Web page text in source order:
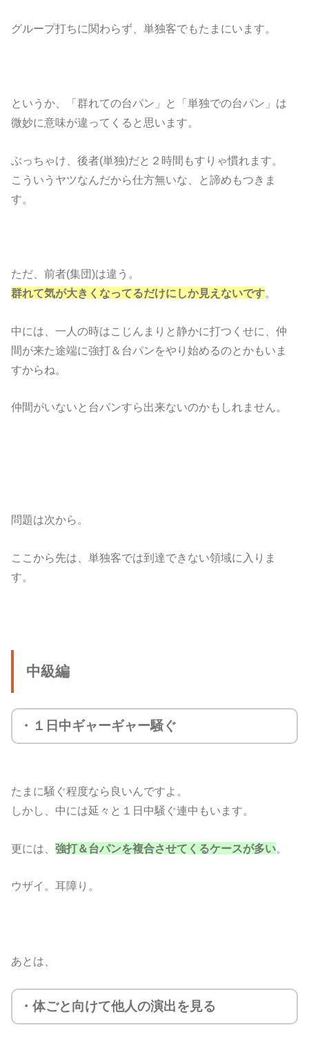
グループ打ちに関わらず、単独客でもたまにいます。
というか、「群れての台パン」と「単独での台パン」は
微妙に意味が違ってくると思います。
ぶっちゃけ、後者(単独)だと２時間もすりゃ慣れます。
こういうヤツなんだから仕方無いな、と諦めもつきま
す。
ただ、前者(集団)は違う。
群れて気が大きくなってるだけにしか見えないです。
中には、一人の時はこじんまりと静かに打つくせに、仲
間が来た途端に強打＆台パンをやり始めるのとかもいま
すからね。
仲間がいないと台パンすら出来ないのかもしれません。
問題は次から。
ここから先は、単独客では到達できない領域に入りま
す。
中級編
・１日中ギャーギャー騒ぐ
たまに騒ぐ程度なら良いんですよ。
しかし、中には延々と１日中騒ぐ連中もいます。
更には、強打＆台パンを複合させてくるケースが多い
ウザイ。耳障り。
あとは、
・体ごと向けて他人の演出を見る